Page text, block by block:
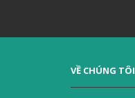
VỀ CHÚNG TÔI